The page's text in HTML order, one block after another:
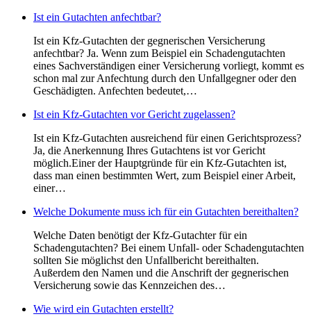
Ist ein Gutachten anfechtbar?
Ist ein Kfz-Gutachten der gegnerischen Versicherung
anfechtbar? Ja. Wenn zum Beispiel ein Schadengutachten
eines Sachverständigen einer Versicherung vorliegt, kommt es
schon mal zur Anfechtung durch den Unfallgegner oder den
Geschädigten. Anfechten bedeutet,…
Ist ein Kfz-Gutachten vor Gericht zugelassen?
Ist ein Kfz-Gutachten ausreichend für einen Gerichtsprozess?
Ja, die Anerkennung Ihres Gutachtens ist vor Gericht
möglich.Einer der Hauptgründe für ein Kfz-Gutachten ist,
dass man einen bestimmten Wert, zum Beispiel einer Arbeit,
einer…
Welche Dokumente muss ich für ein Gutachten bereithalten?
Welche Daten benötigt der Kfz-Gutachter für ein
Schadengutachten? Bei einem Unfall- oder Schadengutachten
sollten Sie möglichst den Unfallbericht bereithalten.
Außerdem den Namen und die Anschrift der gegnerischen
Versicherung sowie das Kennzeichen des…
Wie wird ein Gutachten erstellt?